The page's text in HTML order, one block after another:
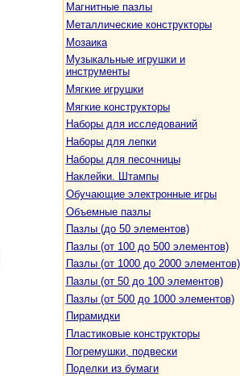
Магнитные пазлы
Металлические конструкторы
Мозаика
Музыкальные игрушки и
инструменты
Мягкие игрушки
Мягкие конструкторы
Наборы для исследований
Наборы для лепки
Наборы для песочницы
Наклейки. Штампы
Обучающие электронные игры
Объемные пазлы
Пазлы (до 50 элементов)
Пазлы (от 100 до 500 элементов)
Пазлы (от 1000 до 2000 элементов)
Пазлы (от 50 до 100 элементов)
Пазлы (от 500 до 1000 элементов)
Пирамидки
Пластиковые конструкторы
Погремушки, подвески
Поделки из бумаги